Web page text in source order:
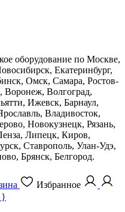
оборудование по Москве,
Екатеринбург,
Омск, Самара, Ростов-
Воронеж, Волгоград,
Ижевск, Барнаул,
Владивосток,
Новокузнецк, Рязань,
Липецк, Киров,
Ставрополь, Улан-Удэ,
Брянск, Белгород.
Избранное